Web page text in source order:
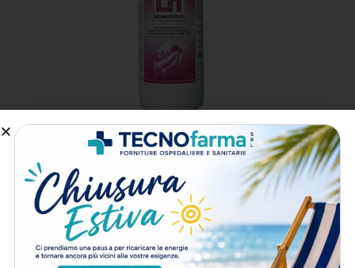
Disinfettante LH Dermoscrub mani 1 litro
Iva esclusa 10 punti